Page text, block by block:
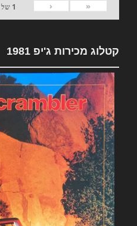
«
‹
1 של
קטלוג מכירות ג'יפ 1981